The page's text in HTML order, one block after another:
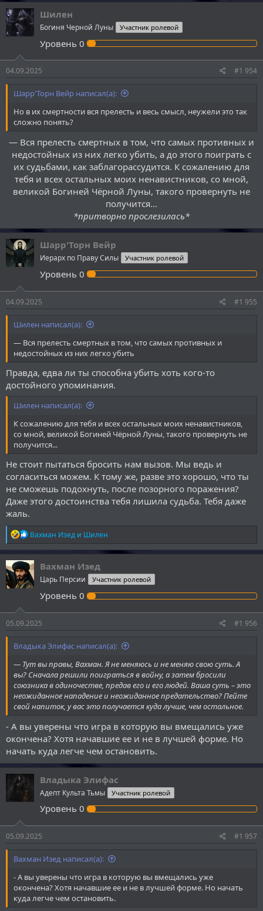
Шилен
Богиня Черной Луны Участник ролевой
Уровень 0
04.09.2025 #1 954
Шарр'Торн Вейр написал(а):
Но в их смертности вся прелесть и весь смысл, неужели это так
сложно понять?
— Вся прелесть смертных в том, что самых противных и
недостойных из них легко убить, а до этого поиграть с
их судьбами, как заблагорассудится. К сожалению для
тебя и всех остальных моих ненавистников, со мной,
великой Богиней Чёрной Луны, такого провернуть не
получится...
*притворно прослезилась*
Шарр'Торн Вейр
Иерарх по Праву Силы Участник ролевой
Уровень 0
04.09.2025 #1 955
Шилен написал(а):
— Вся прелесть смертных в том, что самых противных и
недостойных из них легко убить
Правда, едва ли ты способна убить хоть кого-то
достойного упоминания.
Шилен написал(а):
К сожалению для тебя и всех остальных моих ненавистников,
со мной, великой Богиней Чёрной Луны, такого провернуть не
получится...
Не стоит пытаться бросить нам вызов. Мы ведь и
согласиться можем. К тому же, разве это хорошо, что ты
не сможешь подохнуть, после позорного поражения?
Даже этого достоинства тебя лишила судьба. Тебя даже
жаль.
Р
е
а
к
ц
и
и
Вахман Изед и Шилен
Вахман Изед
Царь Персии Участник ролевой
Уровень 0
05.09.2025 #1 956
Владыка Элифас написал(а):
— Тут вы правы, Вахман. Я не меняюсь и не меняю свою суть. А
вы? Сначала решили поиграться в войну, а затем бросили
союзника в одиночестве, предав его и его людей. Ваша суть – это
неожиданное нападение и неожиданное предательство? Пейте
свой напиток, у вас это получается куда лучше, чем остальное.
- А вы уверены что игра в которую вы вмещались уже
окончена? Хотя начавшие ее и не в лучшей форме. Но
начать куда легче чем остановить.
Владыка Элифас
Адепт Культа Тьмы Участник ролевой
Уровень 0
05.09.2025 #1 957
Вахман Изед написал(а):
- А вы уверены что игра в которую вы вмещались уже
окончена? Хотя начавшие ее и не в лучшей форме. Но начать
куда легче чем остановить.